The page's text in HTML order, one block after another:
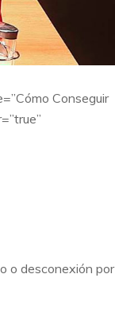
Conseguir
o desconexión por